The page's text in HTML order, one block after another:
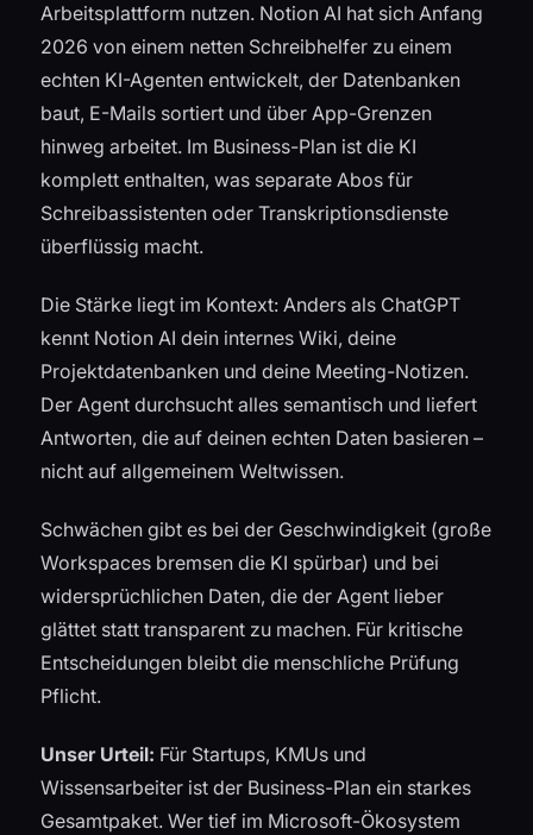
Arbeitsplattform nutzen. Notion AI hat sich Anfang
2026 von einem netten Schreibhelfer zu einem
echten KI-Agenten entwickelt, der Datenbanken
baut, E-Mails sortiert und über App-Grenzen
hinweg arbeitet. Im Business-Plan ist die KI
komplett enthalten, was separate Abos für
Schreibassistenten oder Transkriptionsdienste
überflüssig macht.
Die Stärke liegt im Kontext: Anders als ChatGPT
kennt Notion AI dein internes Wiki, deine
Projektdatenbanken und deine Meeting-Notizen.
Der Agent durchsucht alles semantisch und liefert
Antworten, die auf deinen echten Daten basieren –
nicht auf allgemeinem Weltwissen.
Schwächen gibt es bei der Geschwindigkeit (große
Workspaces bremsen die KI spürbar) und bei
widersprüchlichen Daten, die der Agent lieber
glättet statt transparent zu machen. Für kritische
Entscheidungen bleibt die menschliche Prüfung
Pflicht.
Unser Urteil: Für Startups, KMUs und
Wissensarbeiter ist der Business-Plan ein starkes
Gesamtpaket. Wer tief im Microsoft-Ökosystem